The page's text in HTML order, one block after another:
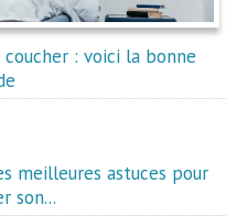
: voici la bonne
meilleures astuces pour
son...